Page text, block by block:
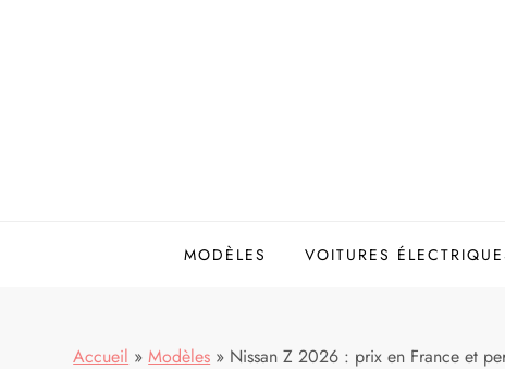
MODÈLES VOITURES
Accueil » Modèles » Nissan Z 2026 : prix en France et